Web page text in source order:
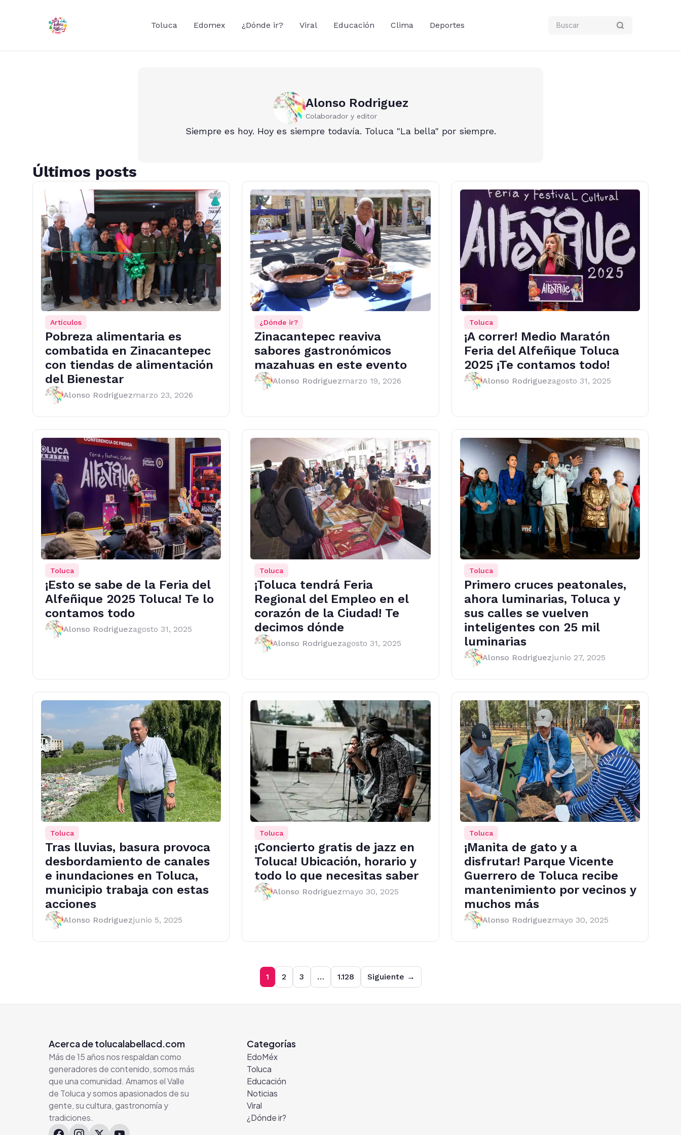
Toluca Edomex ¿Dónde ir? Viral Educación Clima Deportes
Alonso Rodriguez
Colaborador y editor
Siempre es hoy. Hoy es siempre todavía. Toluca "La bella" por siempre.
Últimos posts
Artículos
Pobreza alimentaria es
combatida en Zinacantepec
con tiendas de alimentación
del Bienestar
Alonso Rodriguezmarzo 23, 2026
¿Dónde ir?
Zinacantepec reaviva
sabores gastronómicos
mazahuas en este evento
Alonso Rodriguezmarzo 19, 2026
Toluca
¡A correr! Medio Maratón
Feria del Alfeñique Toluca
2025 ¡Te contamos todo!
Alonso Rodriguezagosto 31, 2025
Toluca
¡Esto se sabe de la Feria del
Alfeñique 2025 Toluca! Te lo
contamos todo
Alonso Rodriguezagosto 31, 2025
Toluca
¡Toluca tendrá Feria
Regional del Empleo en el
corazón de la Ciudad! Te
decimos dónde
Alonso Rodriguezagosto 31, 2025
Toluca
Primero cruces peatonales,
ahora luminarias, Toluca y
sus calles se vuelven
inteligentes con 25 mil
luminarias
Alonso Rodriguezjunio 27, 2025
Toluca
Tras lluvias, basura provoca
desbordamiento de canales
e inundaciones en Toluca,
municipio trabaja con estas
acciones
Alonso Rodriguezjunio 5, 2025
Toluca
¡Concierto gratis de jazz en
Toluca! Ubicación, horario y
todo lo que necesitas saber
Alonso Rodriguezmayo 30, 2025
Toluca
¡Manita de gato y a
disfrutar! Parque Vicente
Guerrero de Toluca recibe
mantenimiento por vecinos y
muchos más
Alonso Rodriguezmayo 30, 2025
1 2 3 … 1.128 Siguiente →
Acerca de tolucalabellacd.com
Más de 15 años nos respaldan como
generadores de contenido, somos más
que una comunidad. Amamos el Valle
de Toluca y somos apasionados de su
gente, su cultura, gastronomía y
tradiciones.
Categorías
EdoMéx
Toluca
Educación
Noticias
Viral
¿Dónde ir?